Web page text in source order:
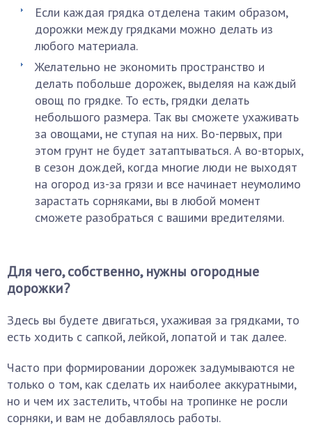
Если каждая грядка отделена таким образом,
дорожки между грядками можно делать из
любого материала.
Желательно не экономить пространство и
делать побольше дорожек, выделяя на каждый
овощ по грядке. То есть, грядки делать
небольшого размера. Так вы сможете ухаживать
за овощами, не ступая на них. Во-первых, при
этом грунт не будет затаптываться. А во-вторых,
в сезон дождей, когда многие люди не выходят
на огород из-за грязи и все начинает неумолимо
зарастать сорняками, вы в любой момент
сможете разобраться с вашими вредителями.
Для чего, собственно, нужны огородные
дорожки?
Здесь вы будете двигаться, ухаживая за грядками, то
есть ходить с сапкой, лейкой, лопатой и так далее.
Часто при формировании дорожек задумываются не
только о том, как сделать их наиболее аккуратными,
но и чем их застелить, чтобы на тропинке не росли
сорняки, и вам не добавлялось работы.